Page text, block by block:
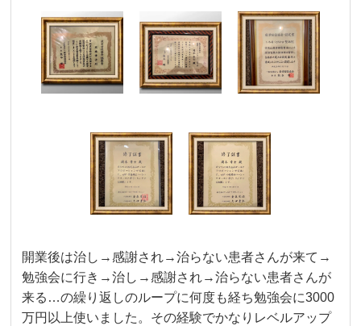
開業後は治し→感謝され→治らない患者さんが来て→
勉強会に行き→治し→感謝され→治らない患者さんが
来る…の繰り返しのループに何度も経ち勉強会に3000
万円以上使いました。その経験でかなりレベルアップ